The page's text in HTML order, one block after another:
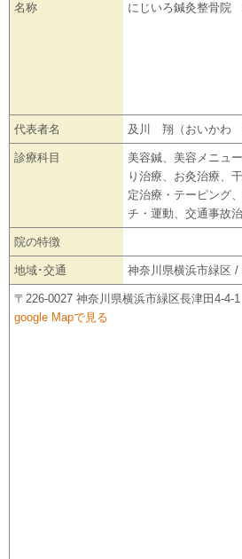
名称 にじいろ鍼灸整骨
代表者名 及川 翔（おいかわ
診療科目
美容鍼、美容メニュ
り治療、お灸治療、
定治療・テーピング
チ・運動、交通事故
院の特徴
地域･交通 神奈川県横浜市緑区 /
〒226-0027 神奈川県横浜市緑区長津田4-4-1
google Mapで見る